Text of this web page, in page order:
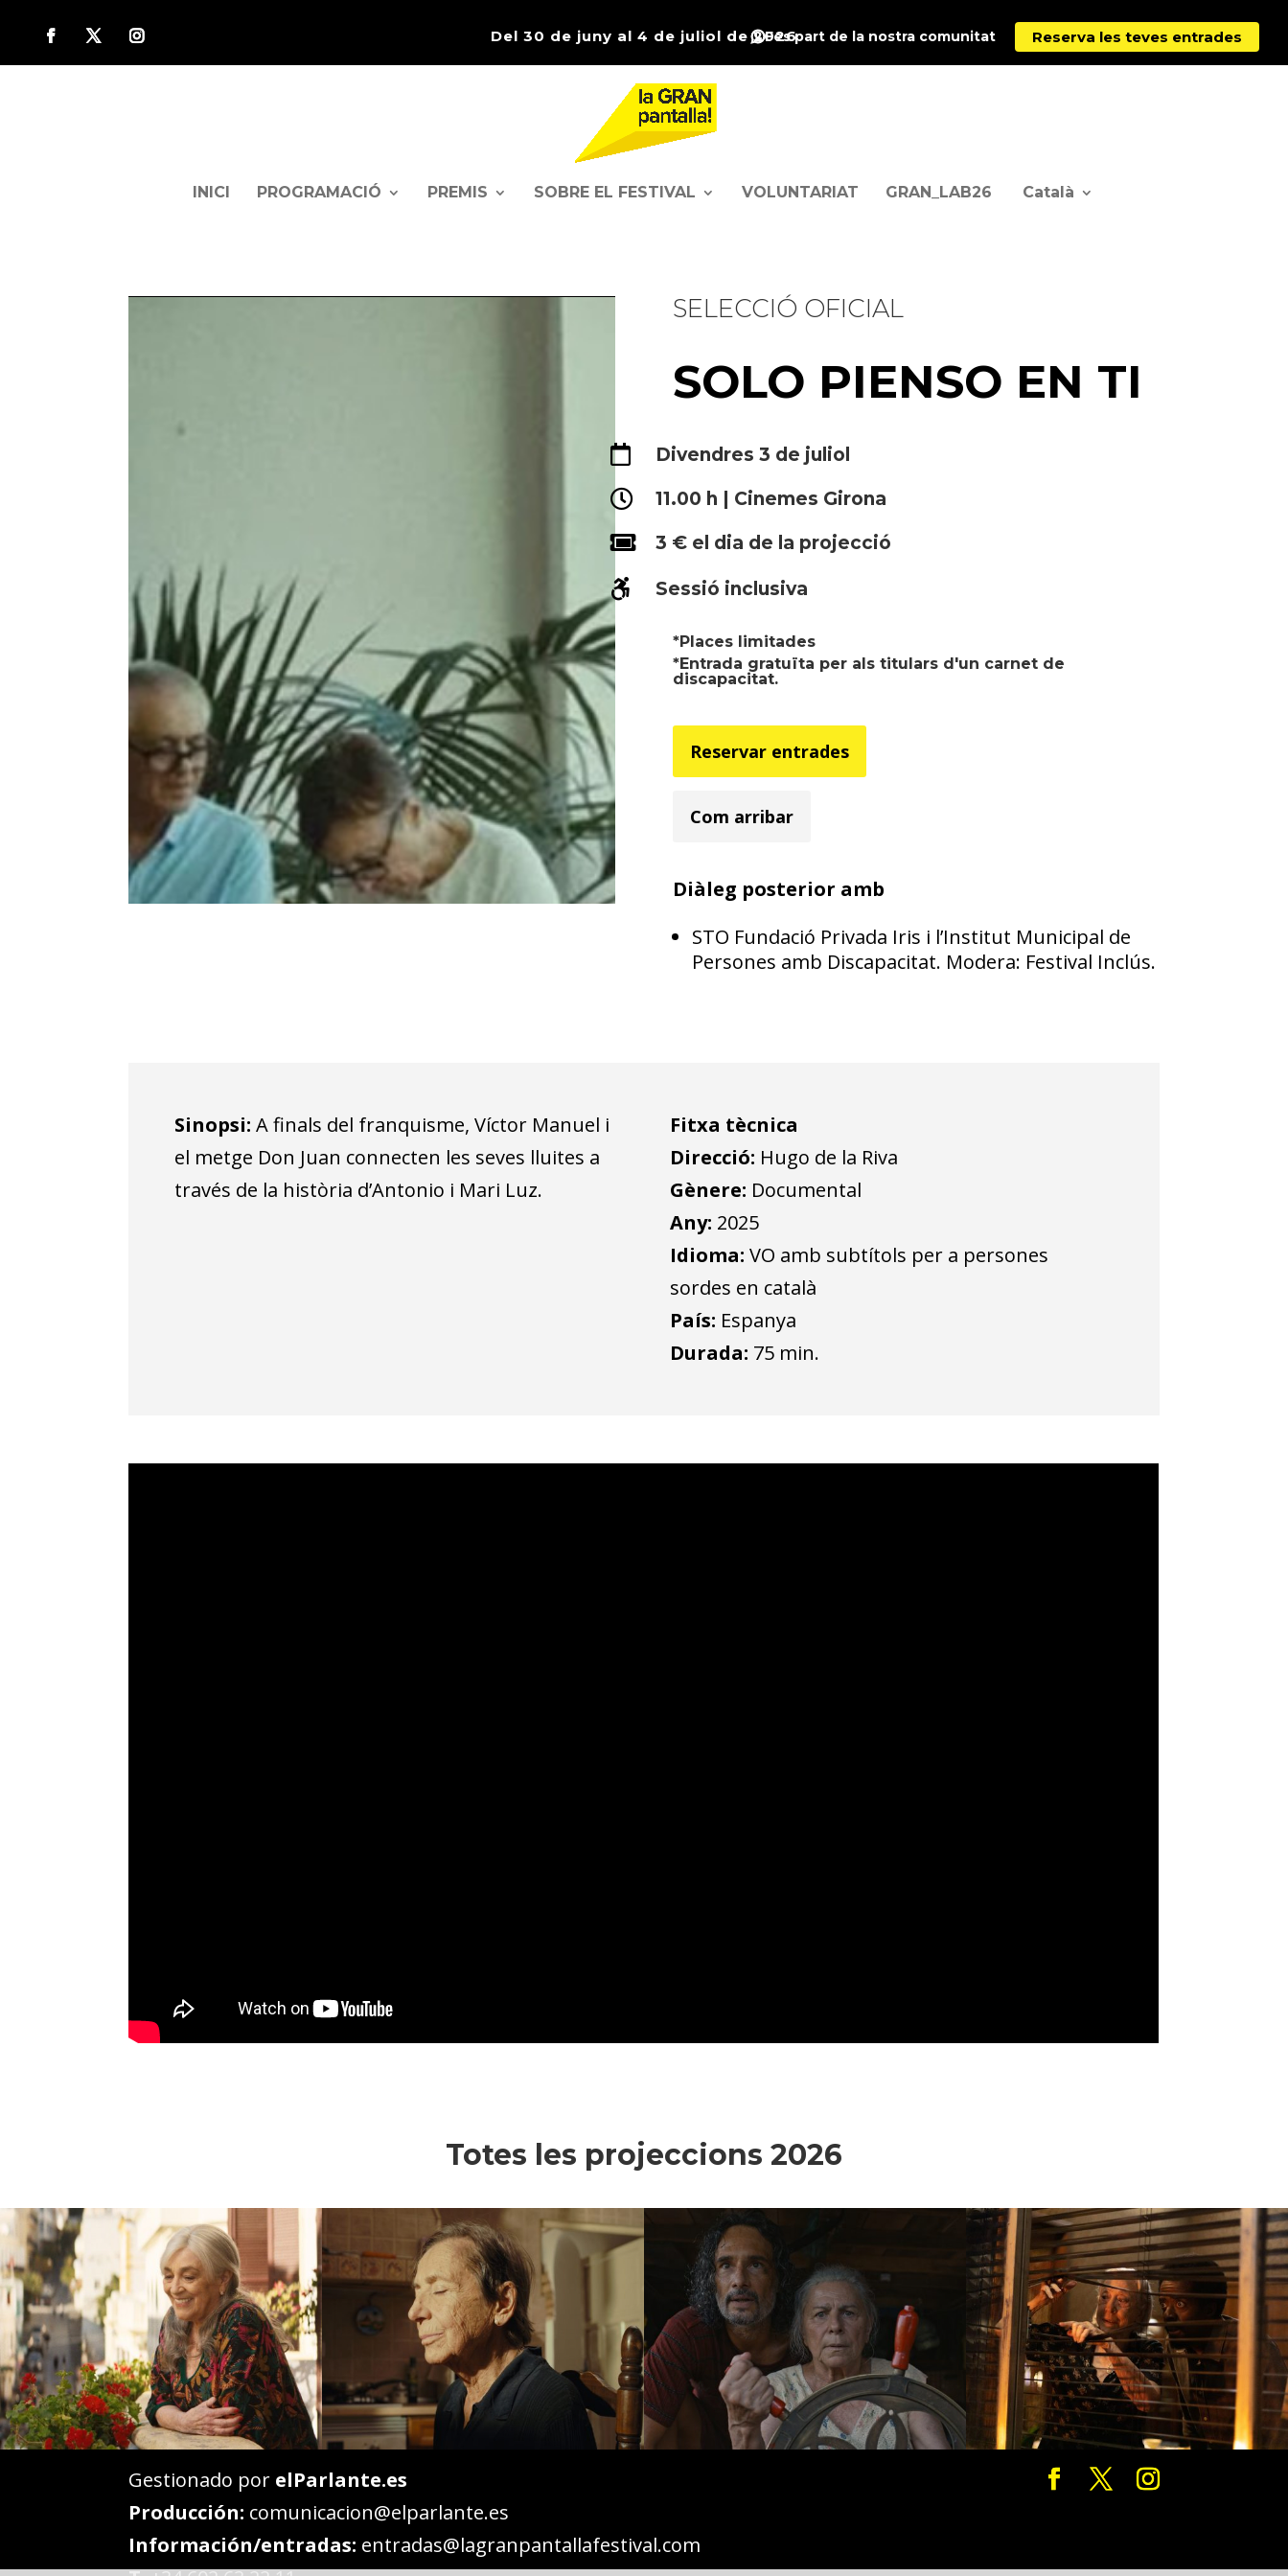
Del 30 de juny al 4 de juliol de 2026Fes part de la nostra comunitat Reserva les teves entrades
INICI PROGRAMACIÓ PREMIS SOBRE EL FESTIVAL VOLUNTARIAT GRAN_LAB26 Català
SELECCIÓ OFICIAL
SOLO PIENSO EN TI
 Divendres 3 de juliol
 11.00 h | Cinemes Girona
 3 € el dia de la projecció
 Sessió inclusiva
*Places limitades
*Entrada gratuïta per als titulars d'un carnet de
discapacitat.
Reservar entrades
Com arribar
Diàleg posterior amb
STO Fundació Privada Iris i l’Institut Municipal de
Persones amb Discapacitat. Modera: Festival Inclús.
Sinopsi: A finals del franquisme, Víctor Manuel i
el metge Don Juan connecten les seves lluites a
través de la història d’Antonio i Mari Luz.
Fitxa tècnica
Direcció: Hugo de la Riva
Gènere: Documental
Any: 2025
Idioma: VO amb subtítols per a persones
sordes en català
País: Espanya
Durada: 75 min.
Totes les projeccions 2026
Gestionado por elParlante.es
Producción: comunicacion@elparlante.es
Información/entradas: entradas@lagranpantallafestival.com